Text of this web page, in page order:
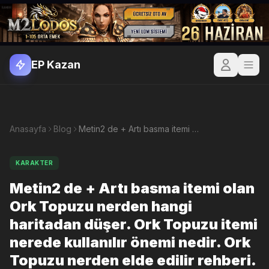
EP Kazan
Anasayfa Blog Metin2 de + Artı basma itemi olan Ork Topuzu nerden hangi haritadan düşer. Ork Topuzu itemi nerede kullanılır önemi nedir. Ork Topuzu nerden elde edilir rehberi.
KARAKTER
Metin2 de + Artı basma itemi olan
Ork Topuzu nerden hangi
haritadan düşer. Ork Topuzu itemi
nerede kullanılır önemi nedir. Ork
Topuzu nerden elde edilir rehberi.